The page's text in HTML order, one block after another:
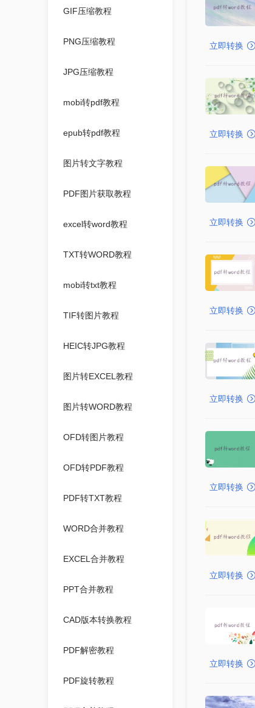
GIF压缩教程
PNG压缩教程
JPG压缩教程
mobi转pdf教程
epub转pdf教程
图片转文字教程
PDF图片获取教程
excel转word教程
TXT转WORD教程
mobi转txt教程
TIF转图片教程
HEIC转JPG教程
图片转EXCEL教程
图片转WORD教程
OFD转图片教程
OFD转PDF教程
PDF转TXT教程
WORD合并教程
EXCEL合并教程
PPT合并教程
CAD版本转换教程
PDF解密教程
PDF旋转教程
立即转换
立即转换
立即转换
立即转换
立即转换
立即转换
立即转换
立即转换